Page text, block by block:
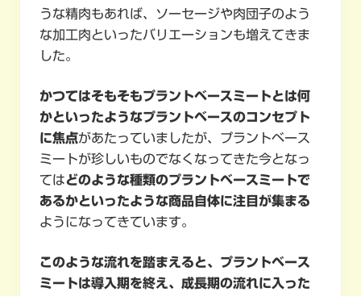
うな精肉もあれば、ソーセージや肉団子のよう
な加工肉といったバリエーションも増えてきま
した。
かつてはそもそもプラントベースミートとは何
かといったようなプラントベースのコンセプト
に焦点があたっていましたが、プラントベース
ミートが珍しいものでなくなってきた今となっ
てはどのような種類のプラントベースミートで
あるかといったような商品自体に注目が集まる
ようになってきています。
このような流れを踏まえると、プラントベース
ミートは導入期を終え、成長期の流れに入った